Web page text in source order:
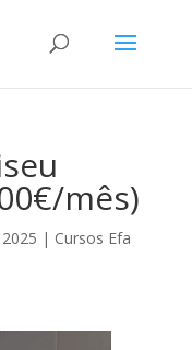
mês)
| Cursos Efa